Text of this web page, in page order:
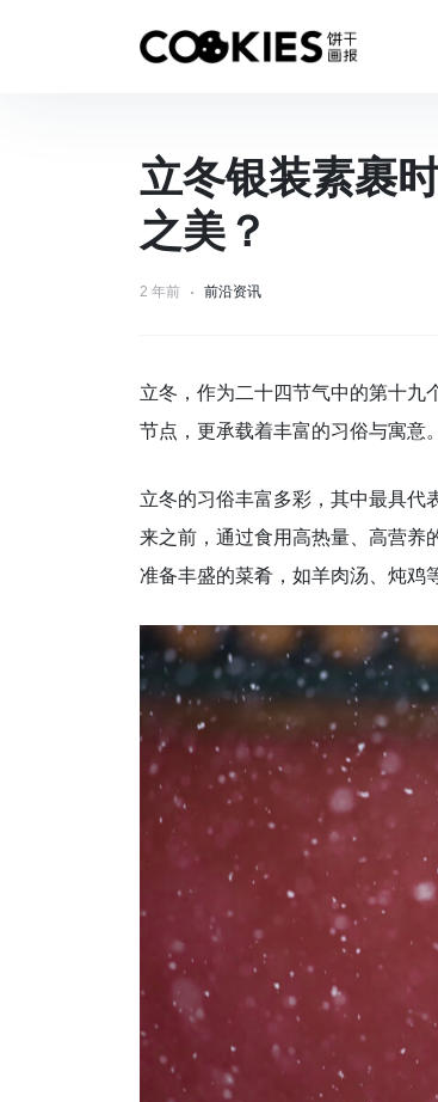
立冬银装素裹
之美？
2 年前 前沿资讯
立冬，作为二十四节气中的第十九
节点，更承载着丰富的习俗与寓意。
立冬的习俗丰富多彩，其中最具代
来之前，通过食用高热量、高营养
准备丰盛的菜肴，如羊肉汤、炖鸡